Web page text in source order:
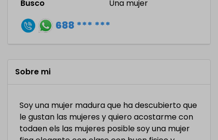
Busco
Una mujer
688 *** ***
Sobre mi
Soy una mujer madura que ha descubierto que
le gustan las mujeres y quiero acostarme con
todaen els las mujeres posible soy una mujer